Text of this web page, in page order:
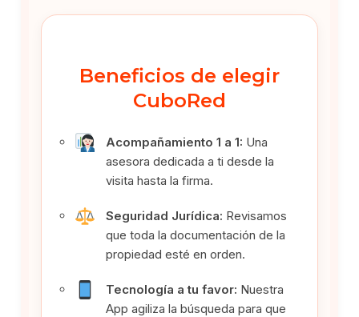
Beneficios de elegir
CuboRed
Acompañamiento 1 a 1: Una
asesora dedicada a ti desde la
visita hasta la firma.
Seguridad Jurídica: Revisamos
que toda la documentación de la
propiedad esté en orden.
Tecnología a tu favor: Nuestra
App agiliza la búsqueda para que